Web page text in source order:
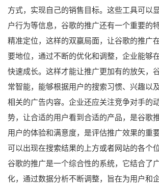
方式，实现自己的销售目标。这些工具可以
户行为等信息，谷歌的推广还有一个重要的
精准定位，这样的双赢局面，让谷歌的推广
要地位，通过不断的优化和调整，企业能够
快速成长。这样才能让推广更加有的放矢，
常智能，能够根据用户的搜索习惯、兴趣以
相关的广告内容。企业还应关注竞争对手的
势，让合适的用户看到合适的产品，是谷歌
用户的体验和满意度，是评估推广效果的重
可以出现在搜索结果的上方或者网站的各个
谷歌的推广是一个综合性的系统，它结合了
化，通过数据分析不断调整，旨在为用户和